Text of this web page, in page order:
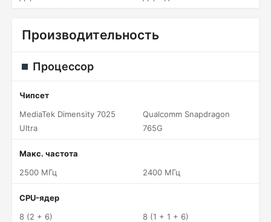
Производительность
Процессор
Чипсет
MediaTek Dimensity 7025
Ultra
Qualcomm Snapdragon
765G
Макс. частота
2500 МГц
2400 МГц
CPU-ядер
8 (2 + 6)
8 (1 + 1 + 6)